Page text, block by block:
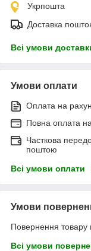
Укрпошта
Доставка
Всі умови
Умови оплати
Оплата на
Повна оплата
Часткова
поштою
Всі умови оплати
Умови
Повернення товару
Всі умови